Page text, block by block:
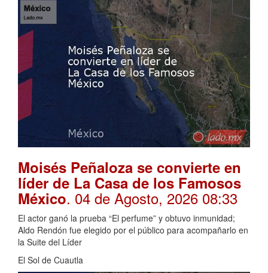
Moisés Peñaloza se convierte en
líder de La Casa de los Famosos
México. 04 de Agosto, 2026 08:33
El actor ganó la prueba “El perfume” y obtuvo inmunidad;
Aldo Rendón fue elegido por el público para acompañarlo en
la Suite del Líder
El Sol de Cuautla